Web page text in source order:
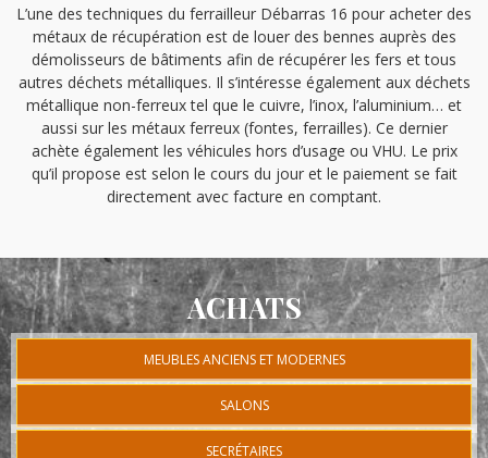
L’une des techniques du ferrailleur Débarras 16 pour acheter des
métaux de récupération est de louer des bennes auprès des
démolisseurs de bâtiments afin de récupérer les fers et tous
autres déchets métalliques. Il s’intéresse également aux déchets
métallique non-ferreux tel que le cuivre, l’inox, l’aluminium… et
aussi sur les métaux ferreux (fontes, ferrailles). Ce dernier
achète également les véhicules hors d’usage ou VHU. Le prix
qu’il propose est selon le cours du jour et le paiement se fait
directement avec facture en comptant.
ACHATS
MEUBLES ANCIENS ET MODERNES
SALONS
SECRÉTAIRES